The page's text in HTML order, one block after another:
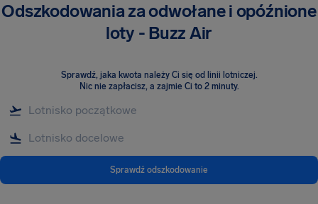
Odszkodowania za odwołane i opóźnione
loty - Buzz Air
Sprawdź, jaka kwota należy Ci się od linii lotniczej.
Nic nie zapłacisz, a zajmie Ci to 2 minuty.
Sprawdź odszkodowanie